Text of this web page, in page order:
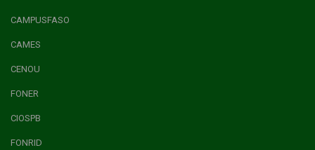
CAMPUSFASO
CAMES
CENOU
FONER
CIOSPB
FONRID